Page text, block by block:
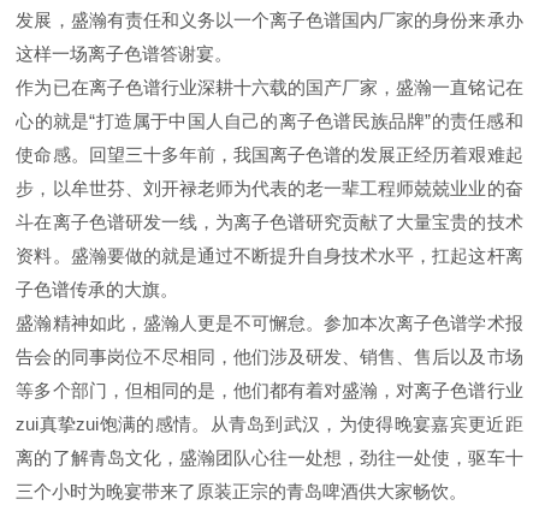
发展，盛瀚有责任和义务以一个离子色谱国内厂家的身份来承办
这样一场离子色谱答谢宴。
作为已在离子色谱行业深耕十六载的国产厂家，盛瀚一直铭记在
心的就是“打造属于中国人自己的离子色谱民族品牌”的责任感和
使命感。回望三十多年前，我国离子色谱的发展正经历着艰难起
步，以牟世芬、刘开禄老师为代表的老一辈工程师兢兢业业的奋
斗在离子色谱研发一线，为离子色谱研究贡献了大量宝贵的技术
资料。盛瀚要做的就是通过不断提升自身技术水平，扛起这杆离
子色谱传承的大旗。
盛瀚精神如此，盛瀚人更是不可懈怠。参加本次离子色谱学术报
告会的同事岗位不尽相同，他们涉及研发、销售、售后以及市场
等多个部门，但相同的是，他们都有着对盛瀚，对离子色谱行业
zui真挚zui饱满的感情。从青岛到武汉，为使得晚宴嘉宾更近距
离的了解青岛文化，盛瀚团队心往一处想，劲往一处使，驱车十
三个小时为晚宴带来了原装正宗的青岛啤酒供大家畅饮。